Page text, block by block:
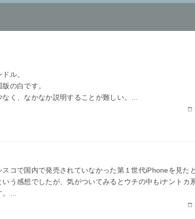
ル。
の白です。
く、なかなか説明することが難しい。
スコで国内で発売されていなかった第１世代iPhoneを見た
いう感想でしたが、気がついてみるとウチの中もiナントカ